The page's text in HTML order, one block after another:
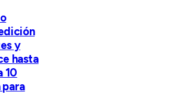
y
hasta
10